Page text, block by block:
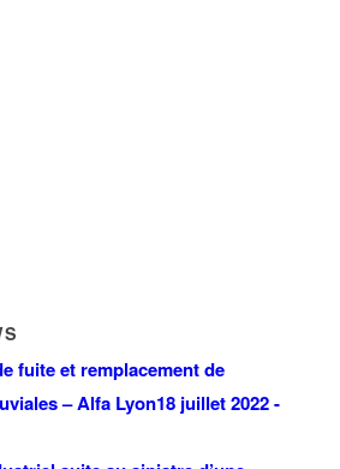
fuite et remplacement de
– Alfa Lyon18 juillet 2022 -